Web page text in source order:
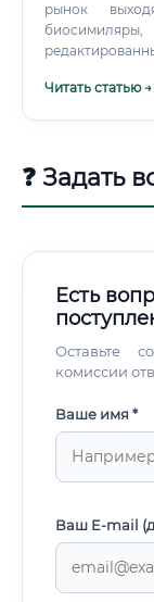
рынок
биосимиляры,
экспертизы
Читать статью →
❓ Задать
Есть
Оставьте
комиссии
Ваше имя *
Ваш E-mail